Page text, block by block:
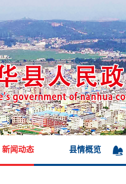
新闻动态 县情概览